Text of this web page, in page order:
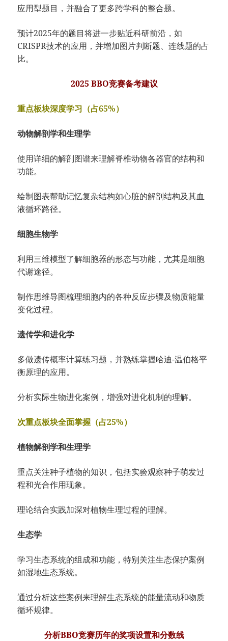
应用型题目，并融合了更多跨学科的整合题。
预计2025年的题目将进一步贴近科研前沿，如
CRISPR技术的应用，并增加图片判断题、连线题的占
比。
2025 BBO竞赛备考建议
重点板块深度学习（占65%）
动物解剖学和生理学
使用详细的解剖图谱来理解脊椎动物各器官的结构和
功能。
绘制图表帮助记忆复杂结构如心脏的解剖结构及其血
液循环路径。
细胞生物学
利用三维模型了解细胞器的形态与功能，尤其是细胞
代谢途径。
制作思维导图梳理细胞内的各种反应步骤及物质能量
变化过程。
遗传学和进化学
多做遗传概率计算练习题，并熟练掌握哈迪-温伯格平
衡原理的应用。
分析实际生物进化案例，增强对进化机制的理解。
次重点板块全面掌握（占25%）
植物解剖学和生理学
重点关注种子植物的知识，包括实验观察种子萌发过
程和光合作用现象。
理论结合实践加深对植物生理过程的理解。
生态学
学习生态系统的组成和功能，特别关注生态保护案例
如湿地生态系统。
通过分析这些案例来理解生态系统的能量流动和物质
循环规律。
分析BBO竞赛历年的奖项设置和分数线